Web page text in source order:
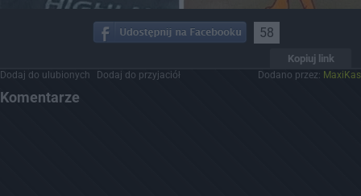
58
Kopiuj link
Dodaj do ulubionych Dodaj do przyjaciół Dodano przez: MaxiKas
Komentarze